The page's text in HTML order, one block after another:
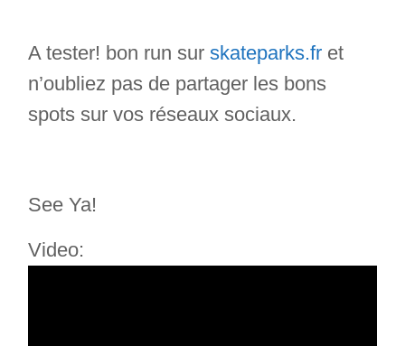
A tester! bon run sur skateparks.fr et
n’oubliez pas de partager les bons
spots sur vos réseaux sociaux.
See Ya!
Video: